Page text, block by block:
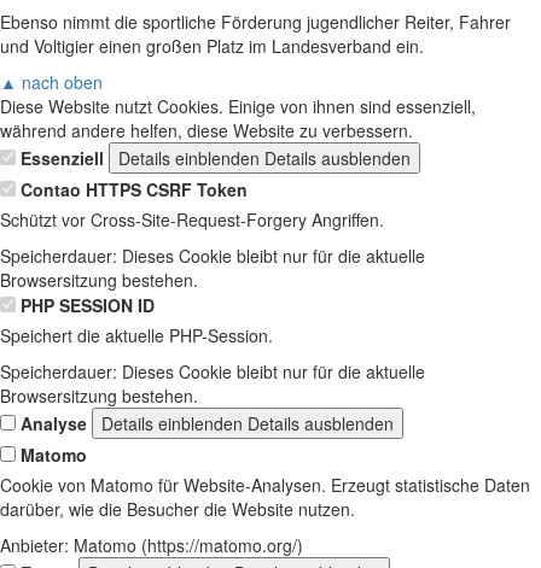
Ebenso nimmt die sportliche Förderung jugendlicher Reiter, Fahrer
und Voltigier einen großen Platz im Landesverband ein.
▲ nach oben
Diese Website nutzt Cookies. Einige von ihnen sind essenziell,
während andere helfen, diese Website zu verbessern.
Essenziell
Details einblenden Details ausblenden
Contao HTTPS CSRF Token
Schützt vor Cross-Site-Request-Forgery Angriffen.
Speicherdauer: Dieses Cookie bleibt nur für die aktuelle
Browsersitzung bestehen.
PHP SESSION ID
Speichert die aktuelle PHP-Session.
Speicherdauer: Dieses Cookie bleibt nur für die aktuelle
Browsersitzung bestehen.
Analyse
Details einblenden Details ausblenden
Matomo
Cookie von Matomo für Website-Analysen. Erzeugt statistische Daten
darüber, wie die Besucher die Website nutzen.
Anbieter: Matomo (https://matomo.org/)